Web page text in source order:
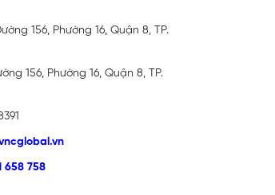
156, Phường 16, Quận 8, TP.
156, Phường 16, Quận 8, TP.
658 758